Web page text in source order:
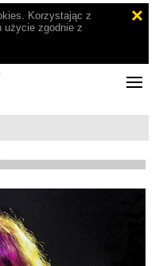
Korzystając z
użycie zgodnie z